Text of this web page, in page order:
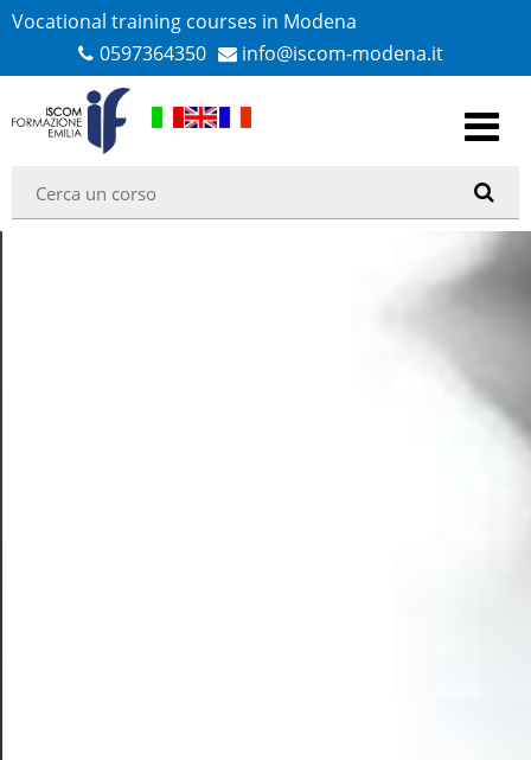
Vocational training courses in Modena
0597364350
info@iscom-modena.it